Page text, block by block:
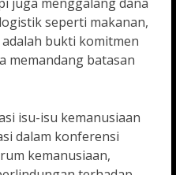
seperti makanan,
bukti komitmen
memandang batasan
isu-isu kemanusiaan
dalam konferensi
kemanusiaan,